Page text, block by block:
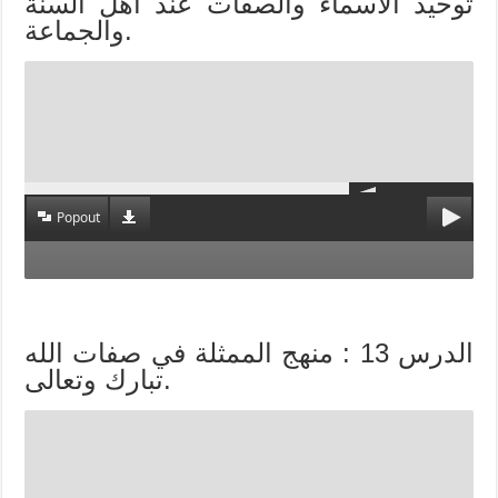
والجماعة.
Popout
الدرس 13 : منهج الممثلة في صفات الله
تبارك وتعالى.